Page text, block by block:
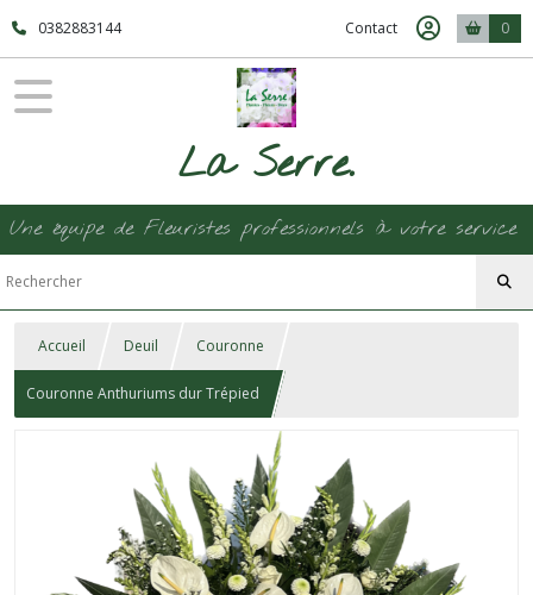
0382883144 Contact 0
La Serre.
Une équipe de Fleuristes professionnels à votre service
Accueil Deuil Couronne
Couronne Anthuriums dur Trépied